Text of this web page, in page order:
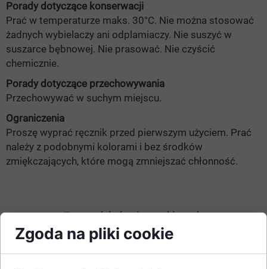
Porady dotyczące konserwacji
Prać w temperaturze maks. 30°C. Nie można stosować
żadnych wybielaczy ani odplamiaczy. Nie suszyć w
suszarce bębnowej. Nie prasować. Nie czyścić
chemicznie.
Porady dotyczące przechowywania
Przechowywać w suchym miejscu.
Ograniczenia
Proszę wyprać ręcznik przed pierwszym użyciem. Prać
należy z podobnymi kolorami i bez środków
zmiękczających, które mogą zmniejszać chłonność.
Ten produkt kupisz w sklepach:
Zgoda na pliki cookie